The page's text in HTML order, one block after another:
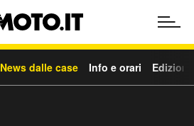
News dalle case Info e orari Edizioni: